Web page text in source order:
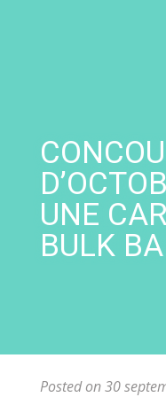
UNE
BULK
Posted on 30